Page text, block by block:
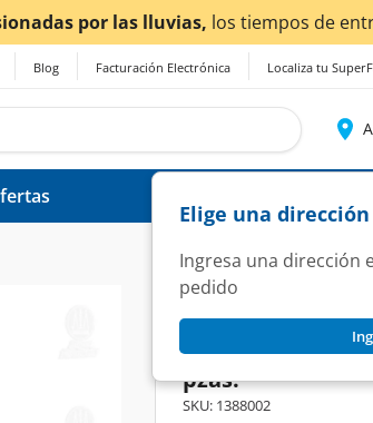
verse afectados.
Blog Facturación Electrónica Localiza tu
Elige una
Ingresa una dirección
pedido
PACIFICA
Toallitas
pzas.
SKU: 1388002